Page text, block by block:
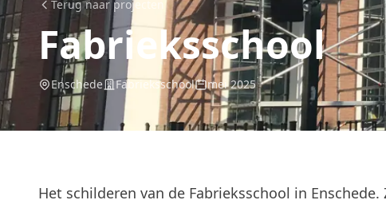
Terug naar projecten
Fabrieksschool
Enschede Fabrieksschool mei 2025
Het schilderen van de Fabrieksschool in